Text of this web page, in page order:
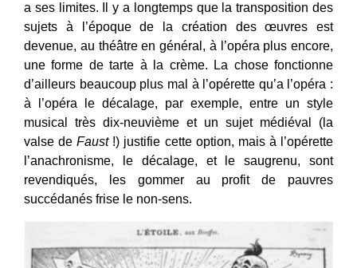
a ses limites. Il y a longtemps que la transposition des
sujets à l’époque de la création des œuvres est
devenue, au théâtre en général, à l’opéra plus encore,
une forme de tarte à la crème. La chose fonctionne
d’ailleurs beaucoup plus mal à l’opérette qu’a l’opéra :
à l’opéra le décalage, par exemple, entre un style
musical très dix-neuvième et un sujet médiéval (la
valse deFaust!) justifie cette option, mais à l’opérette
l’anachronisme, le décalage, et le saugrenu, sont
revendiqués, les gommer au profit de pauvres
succédanés frise le non-sens.